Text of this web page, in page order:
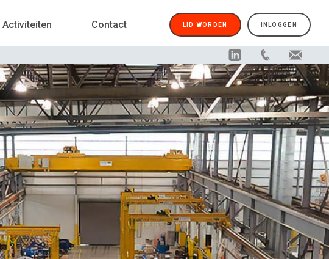
LID WORDEN INLOGGEN
Activiteiten Contact